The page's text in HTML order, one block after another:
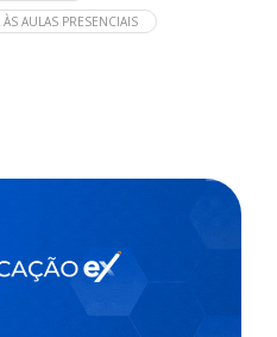
AULAS PRESENCIAIS